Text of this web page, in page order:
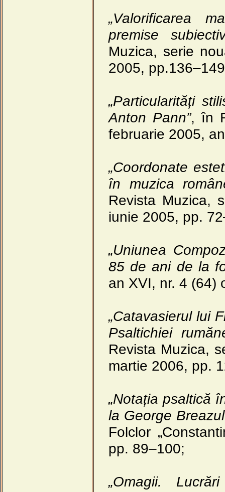
„Valorificarea
premise
Muzica, serie
2005,
„Particularități
Anton Pann”, în
februarie 2005,
„Coordonate
în muzica
Revista Muzica,
iunie 2005, pp.
„Uniunea
85 de ani de la
an XVI, nr. 4 (64)
„Catavasierul lui
Psaltichiei
Revista Muzica,
martie 2006, pp.
„Notația psaltică
la George
Folclor
pp. 89–100;
„Omagii.